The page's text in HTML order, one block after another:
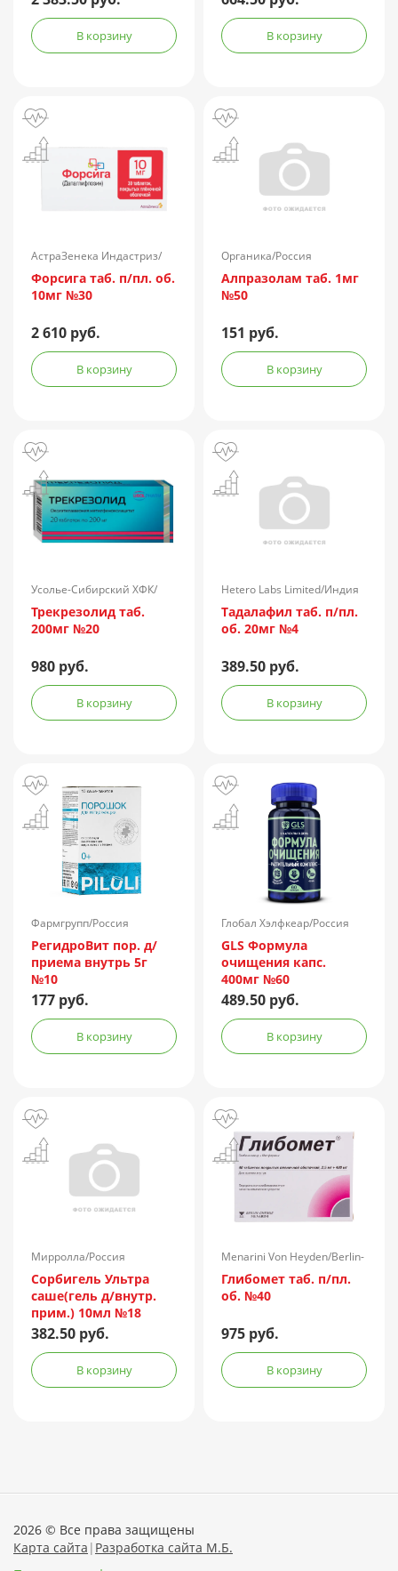
В корзину
очищенная
концентрированная
жидкая амп.(р-р д/
В корзину
АстраЗенека Индастриз/
Россия
Форсига таб. п/пл. об.
10мг №30
2 610 руб.
В корзину
Органика/Россия
Алпразолам таб. 1мг
№50
151 руб.
В корзину
Усолье-Сибирский ХФК/
Россия
Трекрезолид таб.
200мг №20
980 руб.
В корзину
Hetero Labs Limited/Индия
Тадалафил таб. п/пл.
об. 20мг №4
389.50 руб.
В корзину
Фармгрупп/Россия
РегидроВит пор. д/
приема внутрь 5г
№10
177 руб.
В корзину
Глобал Хэлфкеар/Россия
GLS Формула
очищения капс.
400мг №60
489.50 руб.
В корзину
Мирролла/Россия
Сорбигель Ультра
саше(гель д/внутр.
прим.) 10мл №18
382.50 руб.
В корзину
Menarini Von Heyden/Berlin-
Chemie/Германия
Глибомет таб. п/пл.
об. №40
975 руб.
В корзину
2026 © Все права защищены
Карта сайта | Разработка сайта М.Б.